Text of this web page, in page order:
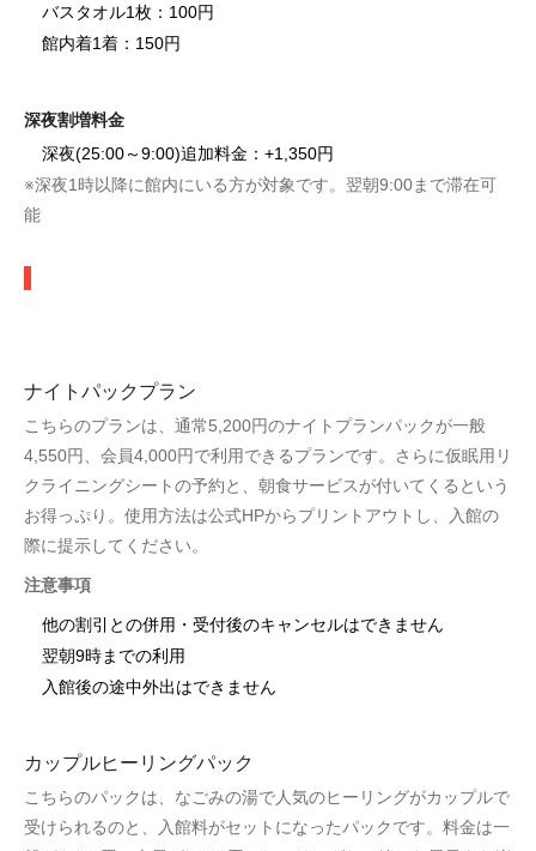
バスタオル1枚：100円
館内着1着：150円
深夜割増料金
深夜(25:00～9:00)追加料金：+1,350円
※深夜1時以降に館内にいる方が対象です。翌朝9:00まで滞在可
能
ナイトパックプラン
こちらのプランは、通常5,200円のナイトプランパックが一般
4,550円、会員4,000円で利用できるプランです。さらに仮眠用リ
クライニングシートの予約と、朝食サービスが付いてくるという
お得っぷり。使用方法は公式HPからプリントアウトし、入館の
際に提示してください。
注意事項
他の割引との併用・受付後のキャンセルはできません
翌朝9時までの利用
入館後の途中外出はできません
カップルヒーリングパック
こちらのパックは、なごみの湯で人気のヒーリングがカップルで
受けられるのと、入館料がセットになったパックです。料金は一